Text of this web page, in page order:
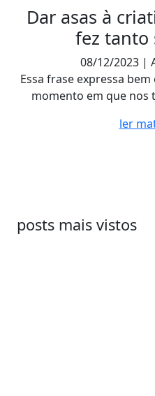
Dar asas à
fez tanto
08/12/2023 |
Essa frase expressa
momento em que nos
ler
posts mais vistos